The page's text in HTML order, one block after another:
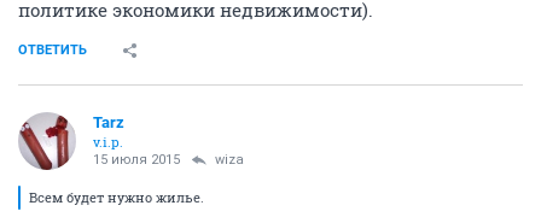
политике экономики недвижимости).
ОТВЕТИТЬ
Tarz
v.i.p.
15 июля 2015 wiza
Всем будет нужно жилье.